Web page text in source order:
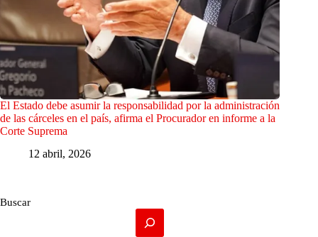
El Estado debe asumir la responsabilidad por la administración
de las cárceles en el país, afirma el Procurador en informe a la
Corte Suprema
12 abril, 2026
Buscar